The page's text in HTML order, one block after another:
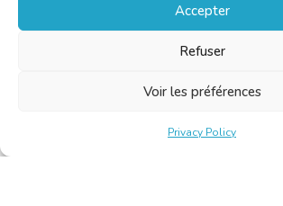
Accepter
Refuser
Voir les préférences
Privacy Policy